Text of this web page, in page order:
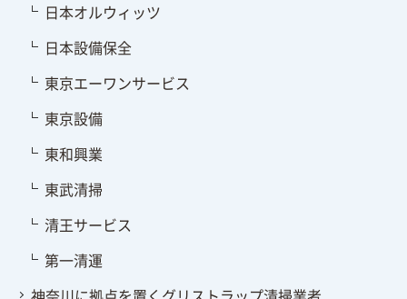
日本オルウィッツ
日本設備保全
東京エーワンサービス
東京設備
東和興業
東武清掃
清王サービス
第一清運